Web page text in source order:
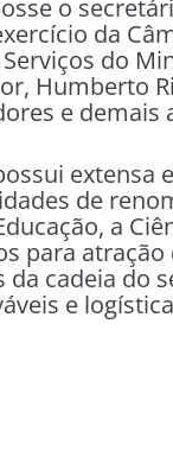
o
da
do
Humberto
e demais
extensa
de
a
para
cadeia do
e